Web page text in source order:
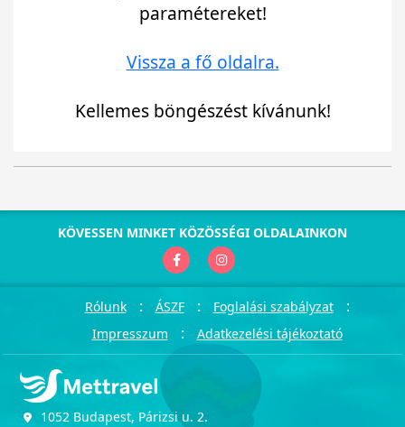
paramétereket!
Vissza a fő oldalra.
Kellemes böngészést kívánunk!
KÖVESSEN MINKET KÖZÖSSÉGI OLDALAINKON
Rólunk : ÁSZF : Foglalási szabályzat :
Impresszum : Adatkezelési tájékoztató
1052 Budapest, Párizsi u. 2.